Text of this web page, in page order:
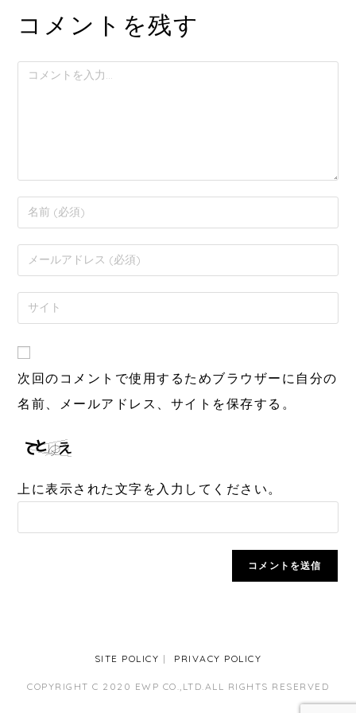
コメントを残す
次回のコメントで使用するためブラウザーに自分の
名前、メールアドレス、サイトを保存する。
上に表示された文字を入力してください。
SITE POLICY PRIVACY POLICY
COPYRIGHT C 2020 EWP CO.,LTD.ALL RIGHTS RESERVED